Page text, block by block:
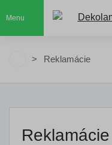
Menu
Reklamácie
Reklamácie